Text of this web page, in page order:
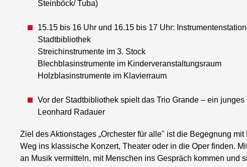
Steinböck/ Tuba)
15.15 bis 16 Uhr und 16.15 bis 17 Uhr:
Stadtbibliothek
Streichinstrumente im 3. Stock
Blechblasinstrumente im Kinderveranstaltungsraum
Holzblasinstrumente im Klavierraum
Vor der Stadtbibliothek spielt das Trio Grande – ein
Leonhard Radauer
Ziel des Aktionstages „Orchester für alle" ist die Begegnung
Weg ins klassische Konzert, Theater oder in die Oper finden.
an Musik vermitteln, mit Menschen ins Gespräch kommen und